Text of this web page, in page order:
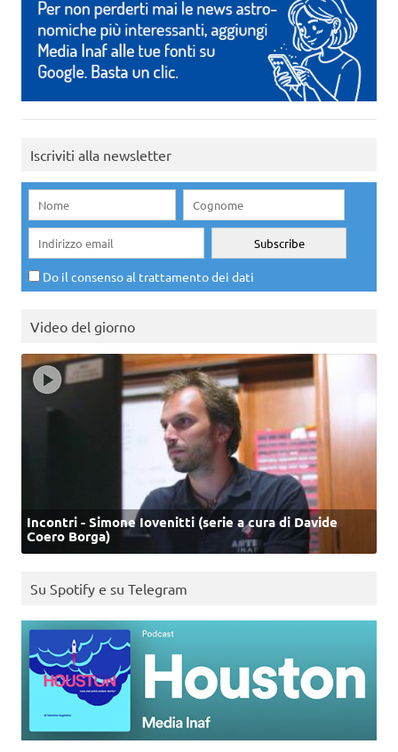
Iscriviti alla newsletter
Do il consenso al trattamento dei dati
Video del giorno
Incontri - Simone Iovenitti (serie a cura di Davide
Coero Borga)
Su Spotify e su Telegram